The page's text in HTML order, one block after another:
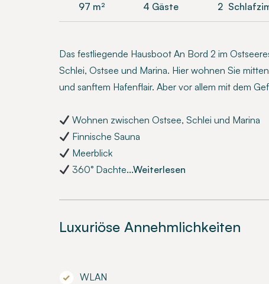
97 m² 4 Gäste 2
Das festliegende Hausboot An Bord 2 im
Schlei, Ostsee und Marina. Hier wohnen Sie
und sanftem Hafenflair. Aber vor allem mit dem
Wohnen zwischen Ostsee, Schlei und Marina
Finnische Sauna
Meerblick
360° Dachte...Weiterlesen
Luxuriöse Annehmlichkeiten
WLAN